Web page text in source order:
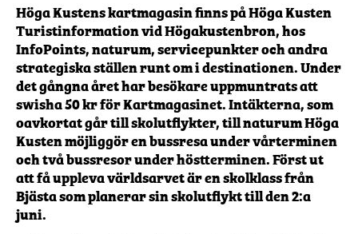
Höga Kustens kartmagasin finns på Höga Kusten
Turistinformation vid Högakustenbron, hos
InfoPoints, naturum, servicepunkter och andra
strategiska ställen runt om i destinationen. Under
det gångna året har besökare uppmuntrats att
swisha 50 kr för Kartmagasinet. Intäkterna, som
oavkortat går till skolutflykter, till naturum Höga
Kusten möjliggör en bussresa under vårterminen
och två bussresor under höstterminen. Först ut
att få uppleva världsarvet är en skolklass från
Bjästa som planerar sin skolutflykt till den 2:a
juni.